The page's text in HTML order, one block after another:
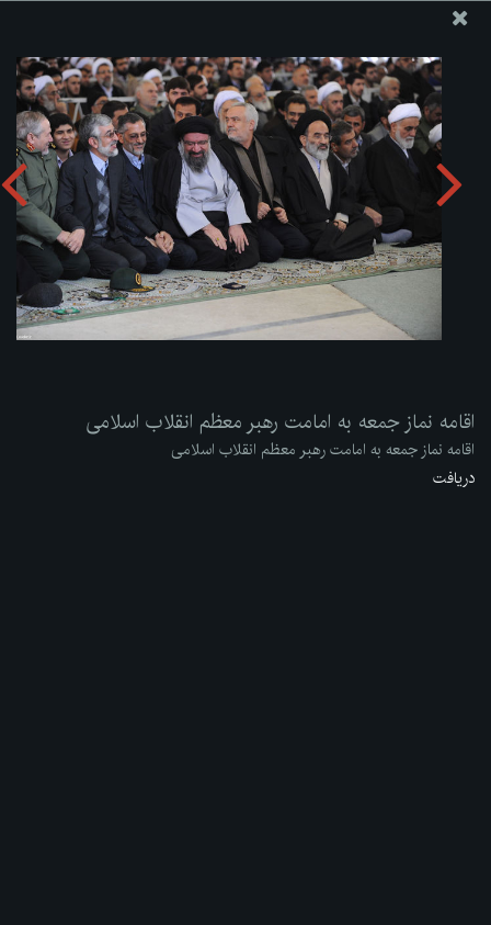
ارسال نامه
وجوهات
اقامه نماز جمعه به امامت رهبر معظم انقلاب اسلامی
دریافت آلبوم:zip
اقامه نماز جمعه به امامت رهبر معظم انقلاب اسلامی
اقامه نماز جمعه به امامت رهبر معظم انقلاب اسلامی
دریافت